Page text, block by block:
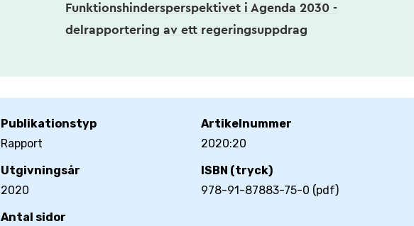
Funktionshindersperspektivet i Agenda 2030 -
delrapportering av ett regeringsuppdrag
Publikationstyp
Rapport
Utgivningsår
2020
Antal sidor
Artikelnummer
2020:20
ISBN (tryck)
978-91-87883-75-0 (pdf)